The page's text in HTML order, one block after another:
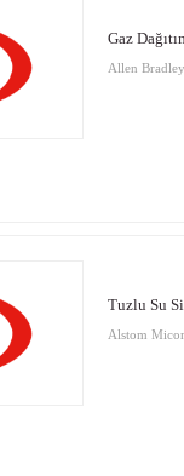
Gaz
Allen Bradley
Tuzlu Su
Alstom